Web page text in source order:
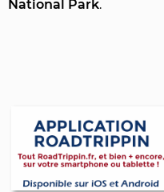
National Park.